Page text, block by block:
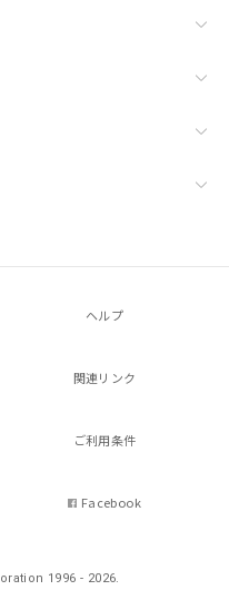
ヘルプ
関連リンク
ご利用条件
Facebook
1996 - 2026.